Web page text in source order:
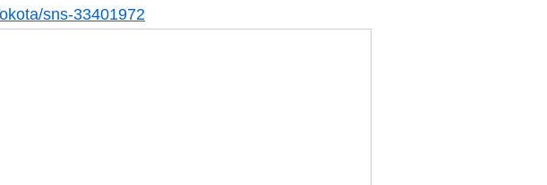
sns-33401972